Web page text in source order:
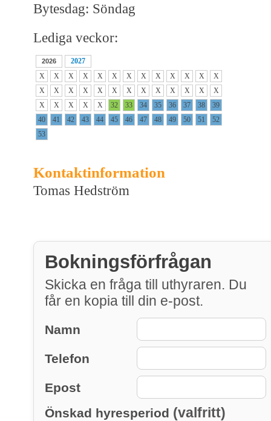
Bytesdag: Söndag
Lediga veckor:
2026
2027
X
X X X X X X X X X X X
X
X
X X X X X X X X X X X
X
X
X X X X 32 33 34 35 36 37 38
39
40
41 42 43 44 45 46 47 48 49 50 51
52
53
Kontaktinformation
Tomas Hedström
Bokningsförfrågan
Skicka en fråga till uthyraren. Du
får en kopia till din e-post.
Namn
Telefon
Epost
Önskad hyresperiod (valfritt)